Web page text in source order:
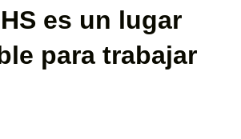
es un lugar
para trabajar